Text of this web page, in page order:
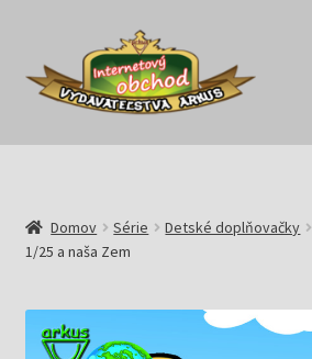
Série
E-knihy
Predplatné
Domov Série Detské doplňovačky
1/25 a naša Zem